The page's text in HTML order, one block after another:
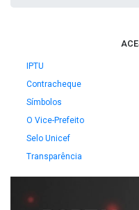
IPTU
Contracheque
Símbolos
O Vice-Prefeito
Selo Unicef
Transparência